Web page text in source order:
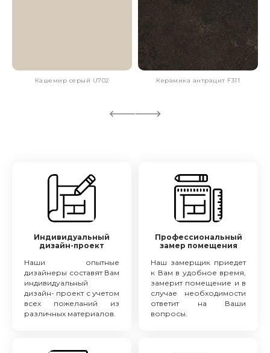
Кашемир серый U702 Керамика антрацит F311
Индивидуальный
дизайн-проект
Наши опытные
дизайнеры составят Вам
индивидуальный
дизайн- проект с учетом
всех пожеланий из
различных материалов.
Профессиональный
замер помещения
Наш замерщик приедет
к Вам в удобное время,
замерит помещение и в
случае необходимости
ответит на Ваши
вопросы.